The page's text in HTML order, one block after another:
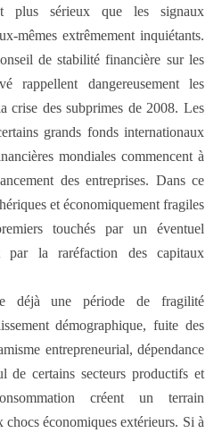
plus sérieux que les signaux
mêmes extrêmement inquiétants.
de stabilité financière sur les
rappellent dangereusement les
crise des subprimes de 2008. Les
grands fonds internationaux
mondiales commencent à
des entreprises. Dans ce
et économiquement fragiles
touchés par un éventuel
par la raréfaction des capitaux
déjà une période de fragilité
démographique, fuite des
entrepreneurial, dépendance
de certains secteurs productifs et
créent un terrain
économiques extérieurs. Si à